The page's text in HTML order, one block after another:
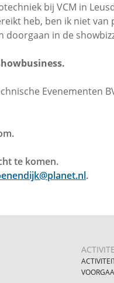
bij VCM in
heb, ben ik niet
doorgaan in de
Evenementen
te komen.
.